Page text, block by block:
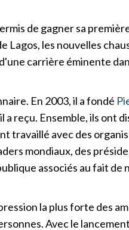
de gagner sa
Lagos, les nouvelles
carrière éminente
En 2003, il a fondé
reçu. Ensemble, ils ont
travaillé avec des
mondiaux, des
associés au fait de
la plus forte des
Avec le